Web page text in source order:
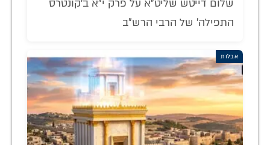
שלום דייטש שליט"א על פרק י"א ב'קונטרס
התפילה' של הרבי הרש"ב
אבלות